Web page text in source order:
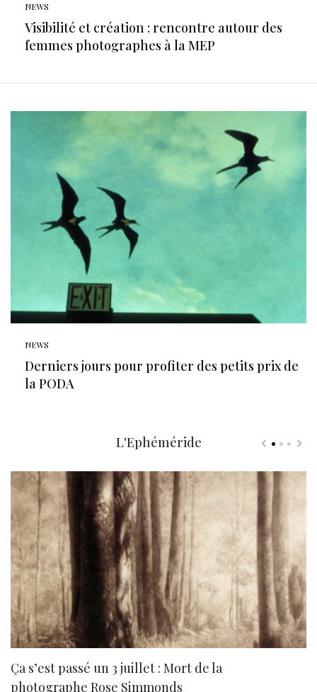
NEWS
Visibilité et création : rencontre autour des
femmes photographes à la MEP
NEWS
Derniers jours pour profiter des petits prix de
la PODA
L'Ephéméride
Ça s’est passé un 3 juillet : Mort de la
photographe Rose Simmonds